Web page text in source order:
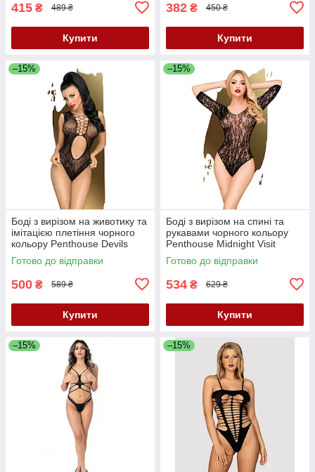
415 ₴ 489 ₴
Купити
382 ₴ 450 ₴
Купити
–15%
Боді з вирізом на животику та
імітацією плетіння чорного
кольору Penthouse Devils
Advocate розміри S L Кайф
Готово до відправки
500 ₴ 589 ₴
Купити
–15%
Боді з вирізом на спині та
рукавами чорного кольору
Penthouse Midnight Visit
розміри S L Кайф
Готово до відправки
534 ₴ 629 ₴
Купити
–15% –15%